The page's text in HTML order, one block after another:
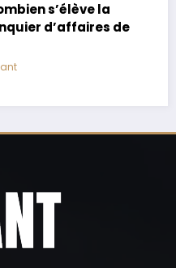
: biographie, âge,